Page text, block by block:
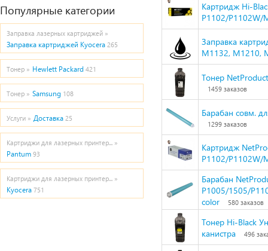
Популярные категории
Заправка лазерных картриджей »
Заправка картриджей Kyocera 265
Тонер » Hewlett Packard 421
Тонер » Samsung 108
Услуги » Доставка 25
Картриджи для лазерных принтер... »
Pantum 93
Картриджи для лазерных принтер... »
Kyocera 751
Картридж Hi-
P1102/P1102W/
Заправка
M1132, M1210,
Тонер
1459 заказов
Барабан совм.
1299 заказов
Картридж
P1102/P1102W/
Барабан
P1005/1505/
color
580 заказов
Тонер Hi-Black
канистра
496